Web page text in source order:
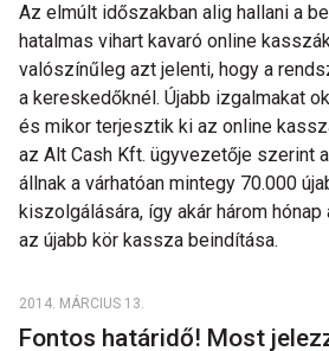
Az elmúlt időszakban alig hallani a
hatalmas vihart kavaró online
valószínűleg azt jelenti, hogy a
a kereskedőknél. Újabb izgalmakat
és mikor terjesztik ki az online
az Alt Cash Kft. ügyvezetője szerint
állnak a várhatóan mintegy 70.000
kiszolgálására, így akár három
az újabb kör kassza beindítása.
2014. MÁRCIUS 13.
Fontos határidő! Most